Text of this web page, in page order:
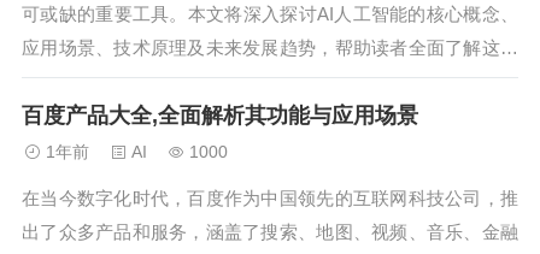
可或缺的重要工具。本文将深入探讨AI人工智能的核心概念、
应用场景、技术原理及未来发展趋势，帮助读者全面了解这一
前沿领域。...
百度产品大全,全面解析其功能与应用场景
1年前 AI 1000
在当今数字化时代，百度作为中国领先的互联网科技公司，推
出了众多产品和服务，涵盖了搜索、地图、视频、音乐、金融